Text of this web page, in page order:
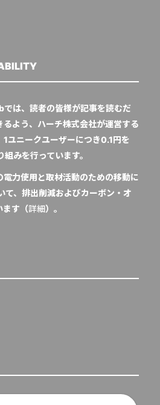
は、読者の皆様が記事を読むだ
よう、ハーチ株式会社が運営する
1ユニークユーザーにつき0.1円を
みを行っています。
力使用と取材活動のための移動に
て、排出削減およびカーボン・オ
ます（詳細）。